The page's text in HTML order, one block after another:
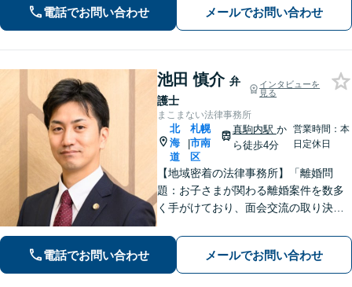
て、法的にサポートいたします。【西1
1丁目駅徒歩5分】
電話でお問い合わせ メールでお問い合わせ
池田 慎介 弁
護士
インタビューを
見る
まこまない法律事務所
北
海
道
|
札幌
市南
区
真駒内駅 か
ら徒歩4分
営業時間：本
日定休日
【地域密着の法律事務所】「離婚問
題：お子さまが関わる離婚案件を数多
く手がけており、面会交流の取り決め
績があります」「相続問題：遺産分割
協議でのトラブルから遺留分をめぐる
争いまでトータルサポート」【WEB面
電話でお問い合わせ メールでお問い合わせ